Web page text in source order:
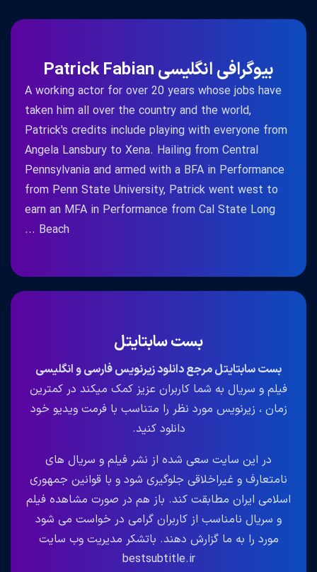
بیوگرافی انگلیسی Patrick Fabian
A working actor for over 20 years whose jobs have
taken him all over the country and the world,
Patrick's credits include playing with everyone from
Angela Lansbury to Xena. Hailing from Central
Pennsylvania and armed with a BFA in Performance
from Penn State University, Patrick went west to
earn an MFA in Performance from Cal State Long
Beach ...
بست سابتایتل
بست سابتایتل مرجع دانلود زیرنویس فارسی و انگلیسی
فیلم و سریال به شما کاربران عزیز کمک میکند در کمترین
زمان ، زیرنویس مورد نظر را متناسب با فرمت ویدیو خود
دانلود کنید.
در این سایت سعی شده از نشر فیلم و سریال های
نامتعارف و غیراخلاقی جلوگیری شود و با قوانین جمهوری
اسلامی ایران مطابقت کند. باز هم در صورت مشاهده فیلم
و سریال نامناسب از کاربران گرامی در خواست می شود
مورد را به ما گزارش دهند. باتشکر مدیریت وب سایت
bestsubtitle.ir